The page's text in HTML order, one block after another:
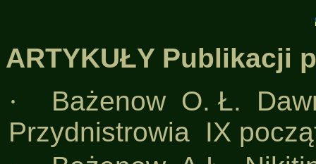
ARTYKUŁY Publikacji
·
Bażenow O. Ł.
Przydnistrowia IX